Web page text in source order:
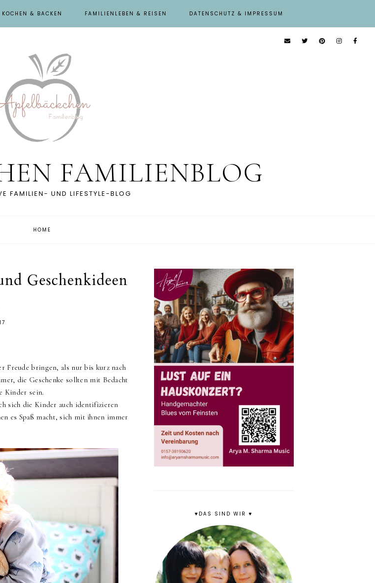
KOCHEN & BACKEN FAMILIENLEBEN & REISEN DATENSCHUTZ & IMPRESSUM
FAMILIENBLOG
FAMILIEN- UND LIFESTYLE-BLOG
HOME
Geschenkideen
Freude bringen, als nur bis kurz nach
die Geschenke sollten mit Bedacht
Kinder sein.
sich die Kinder auch identifizieren
es Spaß macht, sich mit ihnen immer
♥DAS SIND WIR ♥